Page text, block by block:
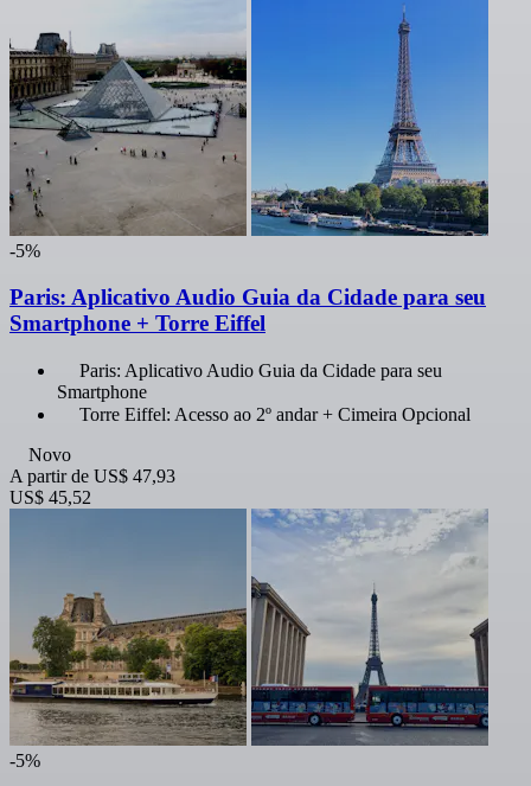
-5%
Paris: Aplicativo Audio Guia da Cidade para seu
Smartphone + Torre Eiffel
Paris: Aplicativo Audio Guia da Cidade para seu
Smartphone
Torre Eiffel: Acesso ao 2º andar + Cimeira Opcional
Novo
A partir de US$ 47,93
US$ 45,52
-5%